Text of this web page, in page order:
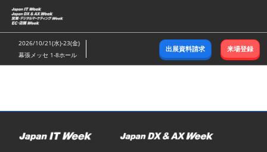
ス
キ
ッ
し
む
2026/10/21(水)-23(金)
幕張メッセ 1-8ホール
出展資料請求 来場登録